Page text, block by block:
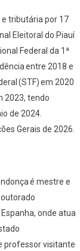
tributária por 17
Eleitoral do Piauí
Federal da 1ª
entre 2018 e
(STF) em 2020
2023, tendo
de 2024.
Gerais de 2026.
é mestre e
onde atua
professor visitante